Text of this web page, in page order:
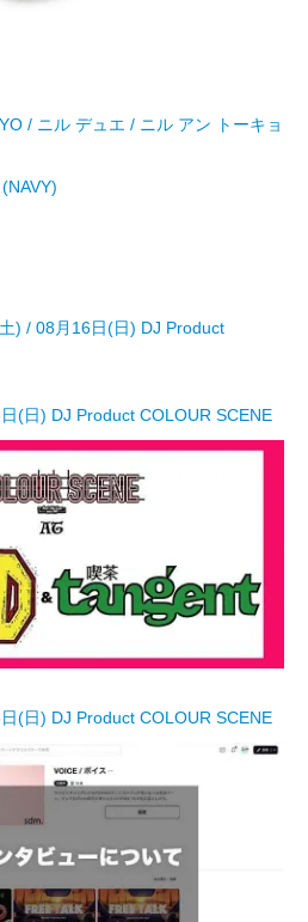
/ ニル デュエ / ニル アン トーキョ
(日) DJ Product COLOUR SCENE
(日) DJ Product COLOUR SCENE